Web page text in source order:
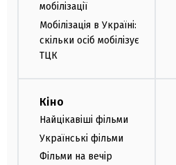
мобілізації
Мобілізація в Україні:
скільки осіб мобілізує
ТЦК
Кіно
Найцікавіші фільми
Українські фільми
Фільми на вечір